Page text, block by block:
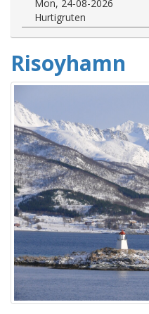
Mon, 24-08-2026
Hurtigruten
Risoyhamn